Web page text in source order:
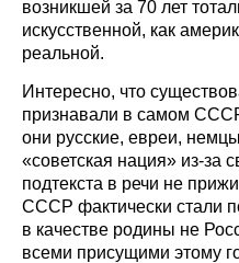
возникшей за 70 лет
искусственной, как
реальной.
Интересно, что
признавали в самом
они русские, евреи,
«советская нация» из-за
подтекста в речи не
СССР фактически стали
в качестве родины не
всеми присущими этому